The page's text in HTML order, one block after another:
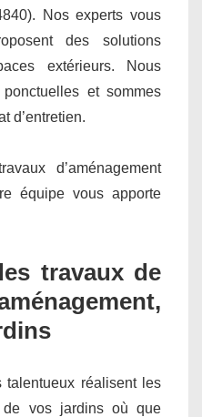
Nos experts vous
des solutions
extérieurs. Nous
et sommes
d’entretien.
d’aménagement
équipe vous apporte
travaux de
talentueux réalisent les
de vos jardins où que